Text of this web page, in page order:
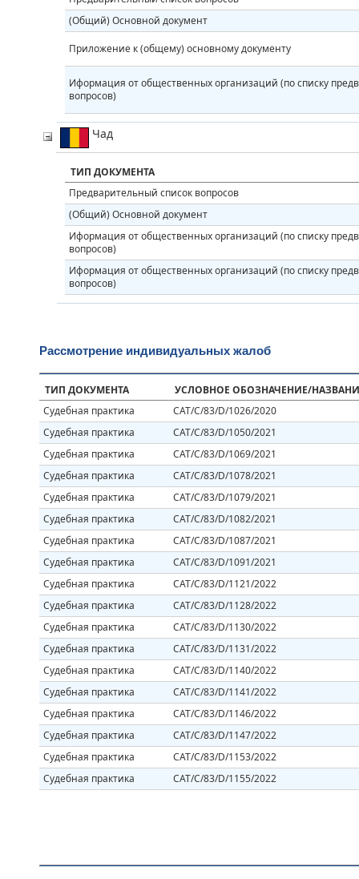
(Общий) Основной документ
Приложение к (общему) основному документу
Иформация от общественных организаций (по списку
вопросов)
Чад
ТИП ДОКУМЕНТА
Предварительный список вопросов
(Общий) Основной документ
Иформация от общественных организаций (по списку
вопросов)
Иформация от общественных организаций (по списку
вопросов)
Рассмотрение индивидуальных жалоб
ТИП ДОКУМЕНТА
УСЛОВНОЕ ОБОЗНАЧЕНИЕ/
Судебная практика
CAT/C/83/D/1026/2020
Судебная практика
CAT/C/83/D/1050/2021
Судебная практика
CAT/C/83/D/1069/2021
Судебная практика
CAT/C/83/D/1078/2021
Судебная практика
CAT/C/83/D/1079/2021
Судебная практика
CAT/C/83/D/1082/2021
Судебная практика
CAT/C/83/D/1087/2021
Судебная практика
CAT/C/83/D/1091/2021
Судебная практика
CAT/C/83/D/1121/2022
Судебная практика
CAT/C/83/D/1128/2022
Судебная практика
CAT/C/83/D/1130/2022
Судебная практика
CAT/C/83/D/1131/2022
Судебная практика
CAT/C/83/D/1140/2022
Судебная практика
CAT/C/83/D/1141/2022
Судебная практика
CAT/C/83/D/1146/2022
Судебная практика
CAT/C/83/D/1147/2022
Судебная практика
CAT/C/83/D/1153/2022
Судебная практика
CAT/C/83/D/1155/2022